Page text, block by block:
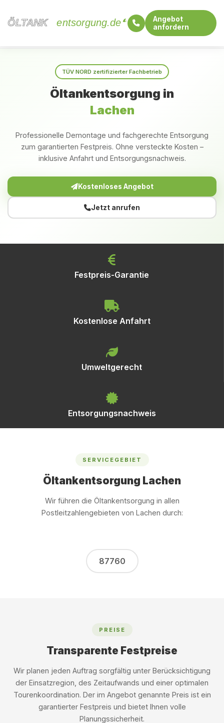
ÖLTANK
ÖLTANK entsorgung.de
Angebot
anfordern
TÜV NORD zertifizierter Fachbetrieb
Öltankentsorgung in
Lachen
Professionelle Demontage und fachgerechte Entsorgung
zum garantierten Festpreis. Ohne versteckte Kosten –
inklusive Anfahrt und Entsorgungsnachweis.
Kostenloses Angebot
Jetzt anrufen
Festpreis-Garantie
Kostenlose Anfahrt
Umweltgerecht
Entsorgungsnachweis
SERVICEGEBIET
Öltankentsorgung Lachen
Wir führen die Öltankentsorgung in allen
Postleitzahlengebieten von Lachen durch:
87760
PREISE
Transparente Festpreise
Wir planen jeden Auftrag sorgfältig unter Berücksichtigung
der Einsatzregion, des Zeitaufwands und einer optimalen
Tourenkoordination. Der im Angebot genannte Preis ist ein
garantierter Festpreis und bietet Ihnen volle
Planungssicherheit.